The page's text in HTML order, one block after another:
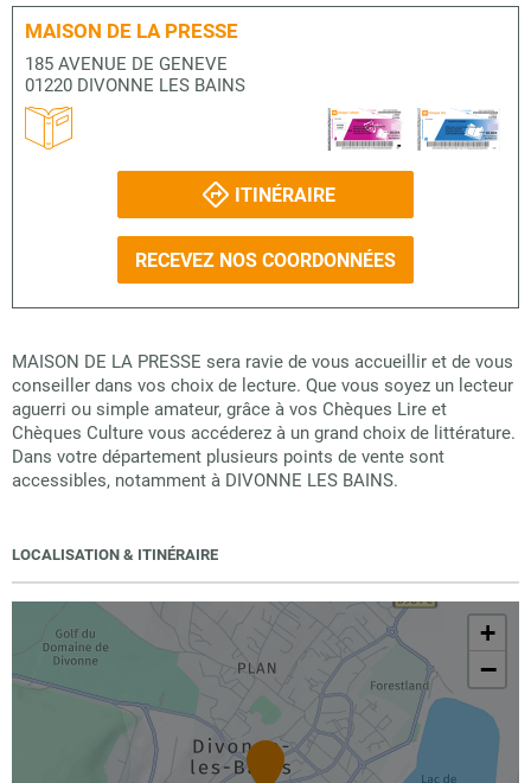
MAISON DE LA PRESSE
185 AVENUE DE GENEVE
01220 DIVONNE LES BAINS
ITINÉRAIRE
RECEVEZ NOS COORDONNÉES
MAISON DE LA PRESSE sera ravie de vous accueillir et de vous
conseiller dans vos choix de lecture. Que vous soyez un lecteur
aguerri ou simple amateur, grâce à vos Chèques Lire et
Chèques Culture vous accéderez à un grand choix de littérature.
Dans votre département plusieurs points de vente sont
accessibles, notamment à DIVONNE LES BAINS.
LOCALISATION & ITINÉRAIRE
+
−